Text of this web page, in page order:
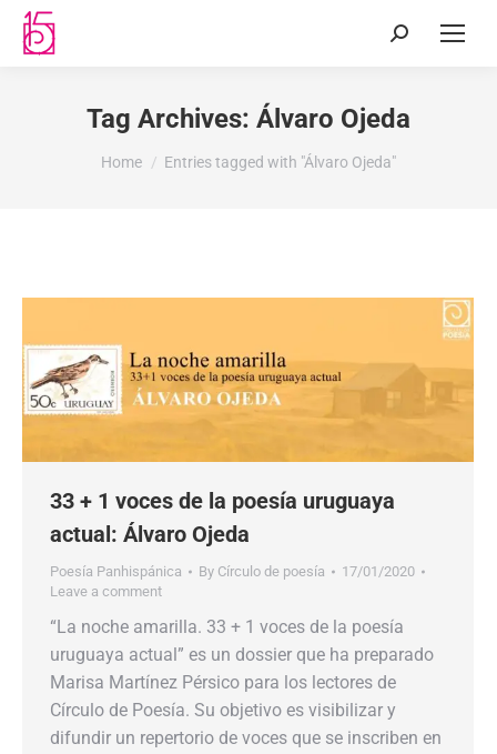
Tag Archives: Álvaro Ojeda
You are here:
Home Entries tagged with "Álvaro Ojeda"
33 + 1 voces de la poesía uruguaya
actual: Álvaro Ojeda
Poesía Panhispánica By Círculo de poesía
17/01/2020
Leave a comment
“La noche amarilla. 33 + 1 voces de la poesía
uruguaya actual” es un dossier que ha preparado
Marisa Martínez Pérsico para los lectores de
Círculo de Poesía. Su objetivo es visibilizar y
difundir un repertorio de voces que se inscriben en